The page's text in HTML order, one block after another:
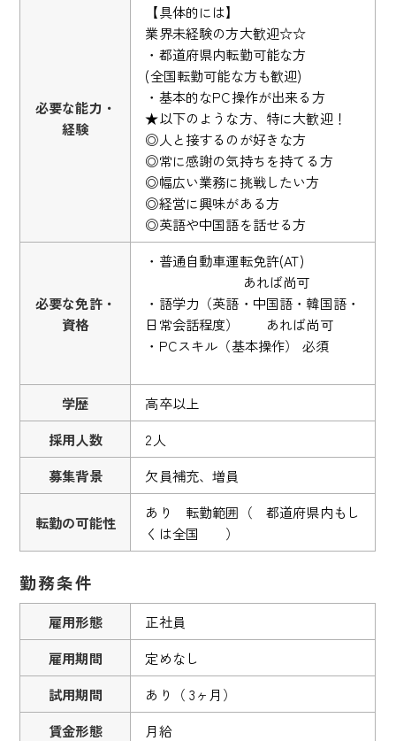
必要な能力・
経験
【具体的には】
業界未経験の方大歓迎☆☆
・都道府県内転勤可能な方
(全国転勤可能な方も歓迎)
・基本的なPC操作が出来る方
★以下のような方、特に大歓迎！
◎人と接するのが好きな方
◎常に感謝の気持ちを持てる方
◎幅広い業務に挑戦したい方
◎経営に興味がある方
◎英語や中国語を話せる方
必要な免許・
資格
・普通自動車運転免許(AT)
あれば尚可
・語学力（英語・中国語・韓国語・
日常会話程度） あれば尚可
・PCスキル（基本操作） 必須
学歴
高卒以上
採用人数
2人
募集背景
欠員補充、増員
転勤の可能性
あり 転勤範囲（ 都道府県内もし
くは全国 ）
勤務条件
雇用形態
正社員
雇用期間
定めなし
試用期間
あり（ 3ヶ月）
賃金形態
月給